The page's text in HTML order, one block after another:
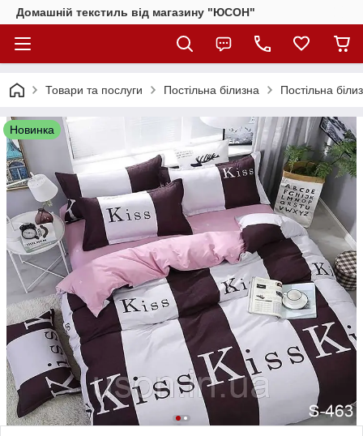
Домашній текстиль від магазину "ЮСОН"
Товари та послуги Постільна білизна Постільна
Новинка